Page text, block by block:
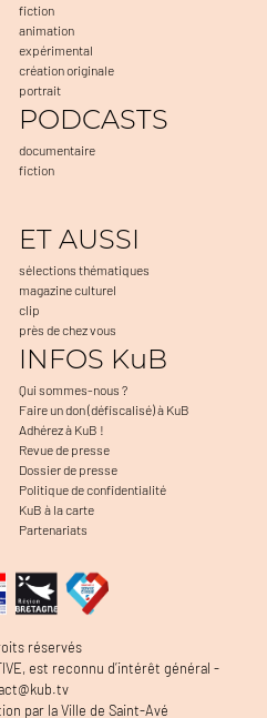
fiction
animation
expérimental
création originale
portrait
PODCASTS
documentaire
fiction
ET AUSSI
sélections thématiques
magazine culturel
clip
près de chez vous
INFOS KuB
Qui sommes-nous ?
Faire un don (défiscalisé) à KuB
Adhérez à KuB !
Revue de presse
Dossier de presse
Politique de confidentialité
KuB à la carte
Partenariats
réservés
est reconnu d’intérêt général -
par la Ville de Saint-Avé
vous ?